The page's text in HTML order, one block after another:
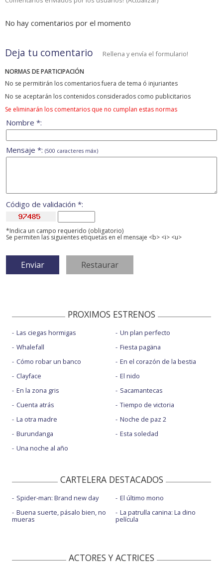
No hay comentarios por el momento
Deja tu comentario Rellena y envía el formulario!
NORMAS DE PARTICIPACIÓN
No se permitirán los comentarios fuera de tema ó injuriantes
No se aceptarán los contenidos considerados como publicitarios
Se eliminarán los comentarios que no cumplan estas normas
Nombre *:
Mensaje *: (500 caracteres máx)
Código de validación *:
*Indica un campo requerido (obligatorio)
Se permiten las siguientes etiquetas en el mensaje <b> <i> <u>
PROXIMOS ESTRENOS
Las ciegas hormigas
Whalefall
Cómo robar un banco
Clayface
En la zona gris
Cuenta atrás
La otra madre
Burundanga
Una noche al año
Un plan perfecto
Fiesta pagäna
En el corazón de la bestia
El nido
Sacamantecas
Tiempo de victoria
Noche de paz 2
Esta soledad
CARTELERA DESTACADOS
Spider-man: Brand new day
Buena suerte, pásalo bien, no
mueras
El último mono
La patrulla canina: La dino
película
ACTORES Y ACTRICES